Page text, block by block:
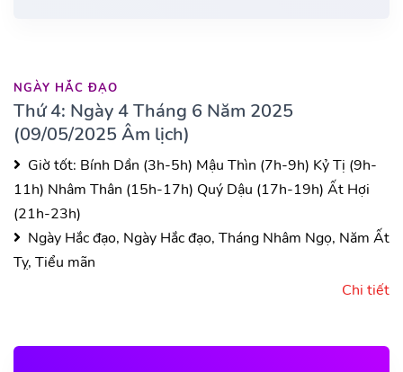
NGÀY HẮC ĐẠO
Thứ 4: Ngày 4 Tháng 6 Năm 2025
(09/05/2025 Âm lịch)
Giờ tốt: Bính Dần (3h-5h) Mậu Thìn (7h-9h) Kỷ Tị (9h-
11h) Nhâm Thân (15h-17h) Quý Dậu (17h-19h) Ất Hợi
(21h-23h)
Ngày Hắc đạo, Ngày Hắc đạo, Tháng Nhâm Ngọ, Năm Ất
Tỵ, Tiểu mãn
Chi tiết